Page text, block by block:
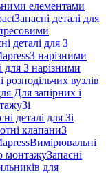
елементами
Запасні деталі для
деталі для З
З нарізними
для З нарізними
розподільчих вузлів
Для запірних і
Зі
деталі для Зі
клапаниЗ
Вимірювальні
монтажуЗапасні
для